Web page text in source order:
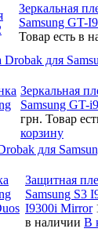
Зеркальная
Samsung GT-
Товар есть в
Drobak для
Зеркальная
Samsung GT-
грн. Товар
корзину
для
Защитная
Samsung S3
I9300i Mirror
в наличии В